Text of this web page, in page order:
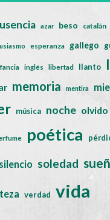
azar beso catalán
esperanza gallego
inglés libertad llanto
memoria mentira
música noche olvido
poética
silencio soledad
verdad vida